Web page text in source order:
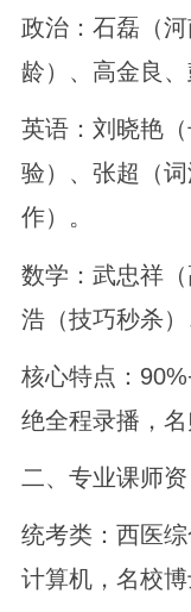
政治：石磊（
龄）、高金良、
英语：刘晓艳
验）、张超（
作）。
数学：武忠祥
浩（技巧秒杀）
核心特点：
绝全程录播，名
二、专业课师资
统考类：西医综
计算机，名校博